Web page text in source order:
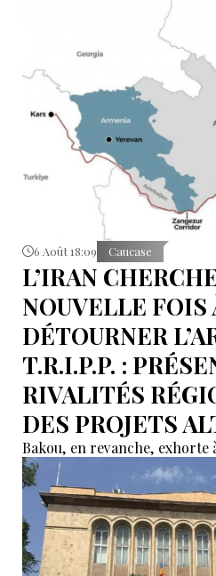
6 Août 18:09 Caucase
L’IRAN
NOUVELLE FOIS
DÉTOURNER
T.R.I.P.P. :
RIVALITÉS
DES PROJETS
Bakou, en revanche, exhorte